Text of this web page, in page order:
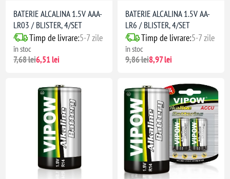
BATERIE ALCALINA 1.5V AAA-
LR03 / BLISTER, 4/SET
Timp de livrare:5-7 zile
în stoc
7,68 lei6,51 lei
BATERIE ALCALINA 1.5V AA-
LR6 / BLISTER, 4/SET
Timp de livrare:5-7 zile
în stoc
9,86 lei8,97 lei